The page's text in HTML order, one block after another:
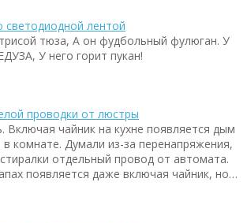
светодиодной лентой
тюза, А он фудбольный фулюган. У
У него горит пукан!
проводки от люстры
Включая чайник на кухне появляется дым
комнате. Думали из-за перенапряжения,
отдельный провод от автомата.
появляется даже включая чайник, но…